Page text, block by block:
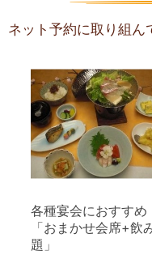
ネット予約に取り組ん
各種宴会におすすめ
「おまかせ会席+飲
題」